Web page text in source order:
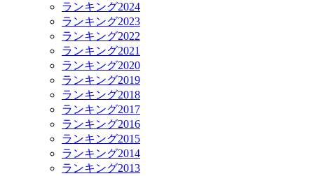
ランキング2024
ランキング2023
ランキング2022
ランキング2021
ランキング2020
ランキング2019
ランキング2018
ランキング2017
ランキング2016
ランキング2015
ランキング2014
ランキング2013